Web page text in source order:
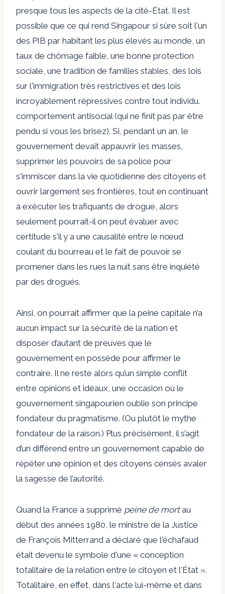
presque tous les aspects de la cité-État. Il est
possible que ce qui rend Singapour si sûre soit l'un
des PIB par habitant les plus élevés au monde, un
taux de chômage faible, une bonne protection
sociale, une tradition de familles stables, des lois
sur l'immigration très restrictives et des lois
incroyablement répressives contre tout individu.
comportement antisocial (qui ne finit pas par être
pendu si vous les brisez). Si, pendant un an, le
gouvernement devait appauvrir les masses,
supprimer les pouvoirs de sa police pour
s'immiscer dans la vie quotidienne des citoyens et
ouvrir largement ses frontières, tout en continuant
à exécuter les trafiquants de drogue, alors
seulement pourrait-il on peut évaluer avec
certitude s'il y a une causalité entre le nœud
coulant du bourreau et le fait de pouvoir se
promener dans les rues la nuit sans être inquiété
par des drogués.
Ainsi, on pourrait affirmer que la peine capitale n’a
aucun impact sur la sécurité de la nation et
disposer d’autant de preuves que le
gouvernement en possède pour affirmer le
contraire. Il ne reste alors qu’un simple conflit
entre opinions et idéaux, une occasion où le
gouvernement singapourien oublie son principe
fondateur du pragmatisme. (Ou plutôt le mythe
fondateur de la raison.) Plus précisément, il s’agit
d’un différend entre un gouvernement capable de
répéter une opinion et des citoyens censés avaler
la sagesse de l’autorité.
Quand la France a supprimé peine de mortau
début des années 1980, le ministre de la Justice
de François Mitterrand a déclaré que l'échafaud
était devenu le symbole d'une « conception
totalitaire de la relation entre le citoyen et l'État ».
Totalitaire, en effet, dans l'acte lui-même et dans